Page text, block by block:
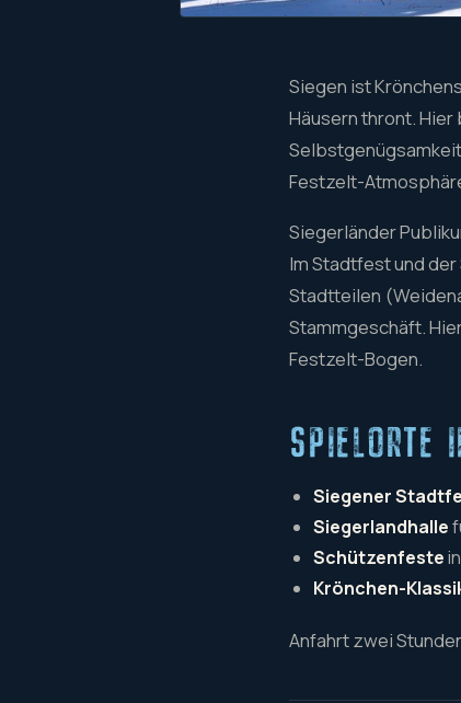
Siegen ist
Häusern thront.
Festzelt-
Siegerländer
Im Stadtfest und
Stadtteilen
Stammgeschäft.
Festzelt-Bogen.
SPIELORTE
Siegener
Siegerlandhalle
Schützenfeste
Krönchen-
Anfahrt zwei